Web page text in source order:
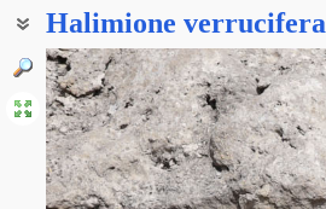
Halimione verrucifera
Лебеда бородавчатая
Обиона бородавчатая